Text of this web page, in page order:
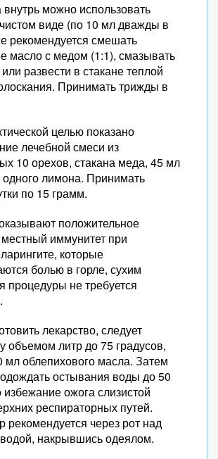
можно использовать
виде (по 10 мл дважды в
рекомендуется смешать
масло с медом (1:1), смазывать
развести в стакане теплой
Принимать трижды в
целью показано
лечебной смеси из
10 орехов, стакана меда, 45 мл
одного лимона. Принимать
по 15 грамм.
положительное
иммунитет при
которые
болью в горле, сухим
процедуры не требуется
лекарство, следует
объемом литр до 75 градусов,
мл облепихового масла. Затем
остывания воды до 50
избежание ожога слизистой
респираторных путей.
рекомендуется через рот над
накрывшись одеялом.